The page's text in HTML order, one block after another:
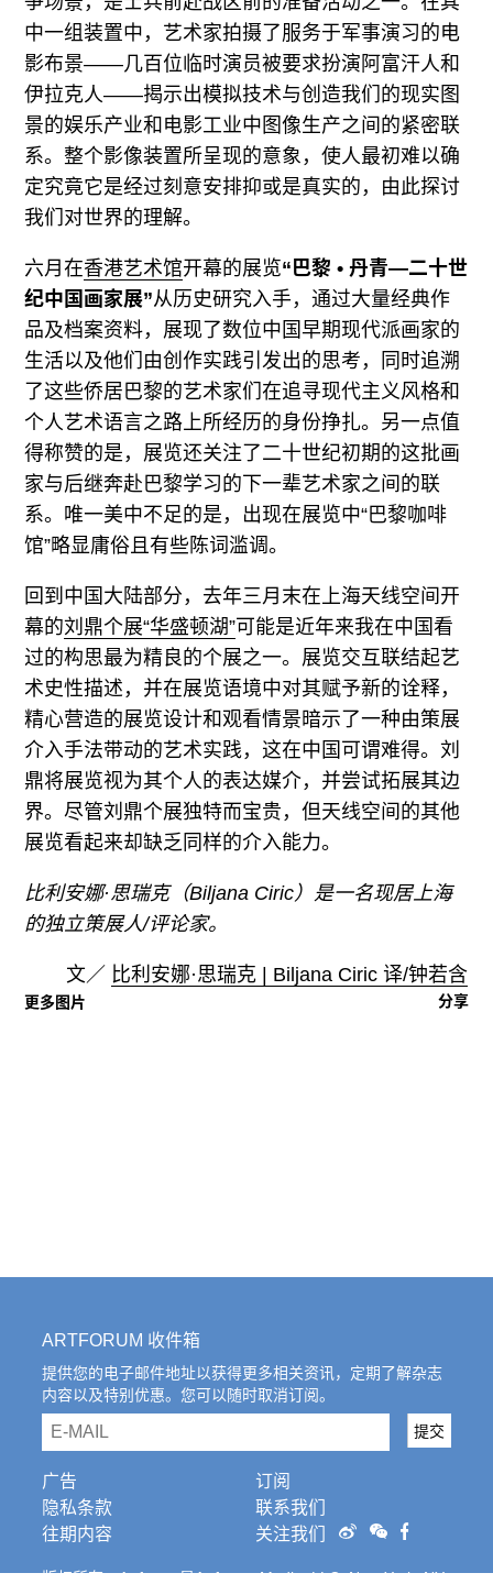
中一组装置中，艺术家拍摄了服务于军事演习的电
影布景——几百位临时演员被要求扮演阿富汗人和
伊拉克人——揭示出模拟技术与创造我们的现实图
景的娱乐产业和电影工业中图像生产之间的紧密联
系。整个影像装置所呈现的意象，使人最初难以确
定究竟它是经过刻意安排抑或是真实的，由此探讨
我们对世界的理解。
六月在香港艺术馆开幕的展览“巴黎 • 丹青—二十世
纪中国画家展”从历史研究入手，通过大量经典作
品及档案资料，展现了数位中国早期现代派画家的
生活以及他们由创作实践引发出的思考，同时追溯
了这些侨居巴黎的艺术家们在追寻现代主义风格和
个人艺术语言之路上所经历的身份挣扎。另一点值
得称赞的是，展览还关注了二十世纪初期的这批画
家与后继奔赴巴黎学习的下一辈艺术家之间的联
系。唯一美中不足的是，出现在展览中“巴黎咖啡
馆”略显庸俗且有些陈词滥调。
回到中国大陆部分，去年三月末在上海天线空间开
幕的刘鼎个展“华盛顿湖”可能是近年来我在中国看
过的构思最为精良的个展之一。展览交互联结起艺
术史性描述，并在展览语境中对其赋予新的诠释，
精心营造的展览设计和观看情景暗示了一种由策展
介入手法带动的艺术实践，这在中国可谓难得。刘
鼎将展览视为其个人的表达媒介，并尝试拓展其边
界。尽管刘鼎个展独特而宝贵，但天线空间的其他
展览看起来却缺乏同样的介入能力。
比利安娜·思瑞克（Biljana Ciric）是一名现居上海
的独立策展人/评论家。
文／ 比利安娜·思瑞克 | Biljana Ciric 译/钟若含
更多图片 分享
ARTFORUM 收件箱
提供您的电子邮件地址以获得更多相关资讯，定期了解杂志
内容以及特别优惠。您可以随时取消订阅。
email 提交
广告
隐私条款
往期内容
订阅
联系我们
关注我们
版权所有。Artforum是Artforum Media, LLC, New York, NY